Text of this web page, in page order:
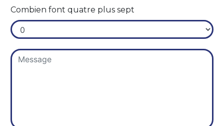
Combien font quatre plus sept